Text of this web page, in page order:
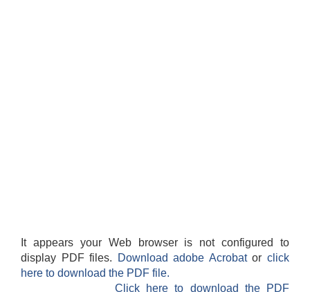
It appears your Web browser is not configured to
display PDF files.
Download adobe Acrobatorclick
here to download the PDF file.
Click here to download the PDF